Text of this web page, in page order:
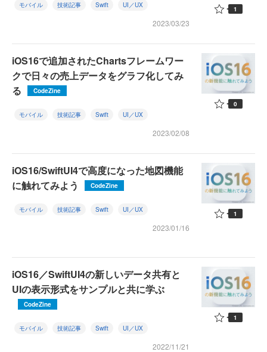
モバイル 技術記事 Swift UI／UX
2023/03/23
1
iOS16で追加されたChartsフレームワー
クで日々の売上データをグラフ化してみ
る
CodeZine
モバイル 技術記事 Swift UI／UX
2023/02/08
0
iOS16/SwiftUI4で高度になった地図機能
に触れてみよう
CodeZine
モバイル 技術記事 Swift UI／UX
2023/01/16
1
iOS16／SwiftUI4の新しいデータ共有と
UIの表示形式をサンプルと共に学ぶ
CodeZine
モバイル 技術記事 Swift UI／UX
2022/11/21
1